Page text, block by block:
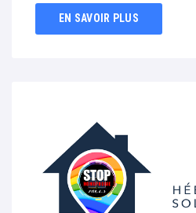
EN SAVOIR PLUS